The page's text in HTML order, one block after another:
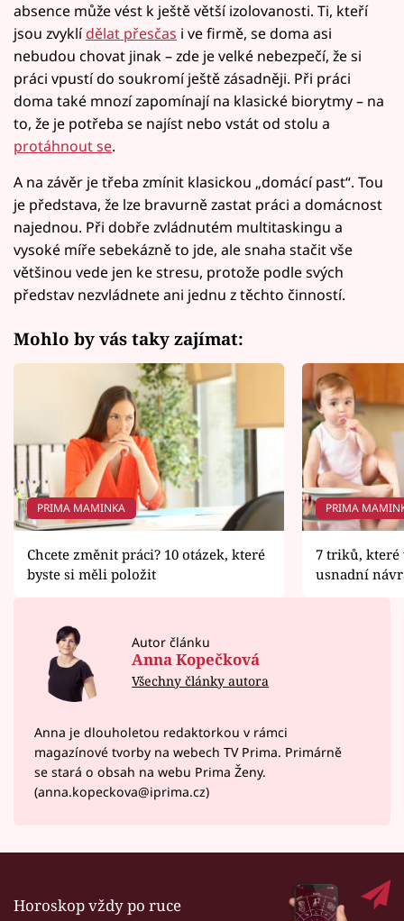
absence může vést k ještě větší izolovanosti. Ti, kteří
jsou zvyklídělat přesčas i ve firmě, se doma asi
nebudou chovat jinak – zde je velké nebezpečí, že si
práci vpustí do soukromí ještě zásadněji. Při práci
doma také mnozí zapomínají na klasické biorytmy – na
to, že je potřeba se najíst nebo vstát od stolu a
protáhnout se.
A na závěr je třeba zmínit klasickou „domácí past“. Tou
je představa, že lze bravurně zastat práci a domácnost
najednou. Při dobře zvládnutém multitaskingu a
vysoké míře sebekázně to jde, ale snaha stačit vše
většinou vede jen ke stresu, protože podle svých
představ nezvládnete ani jednu z těchto činností.
Mohlo by vás taky zajímat:
PRIMA MAMINKA
Chcete změnit práci? 10 otázek, které
byste si měli položit
PRIMA
7 triků, které
usnadní
Autor článku
Anna Kopečková
Všechny články autora
Anna je dlouholetou redaktorkou v rámci
magazínové tvorby na webech TV Prima. Primárně
se stará o obsah na webu Prima Ženy.
(anna.kopeckova@iprima.cz)
Horoskop vždy po ruce